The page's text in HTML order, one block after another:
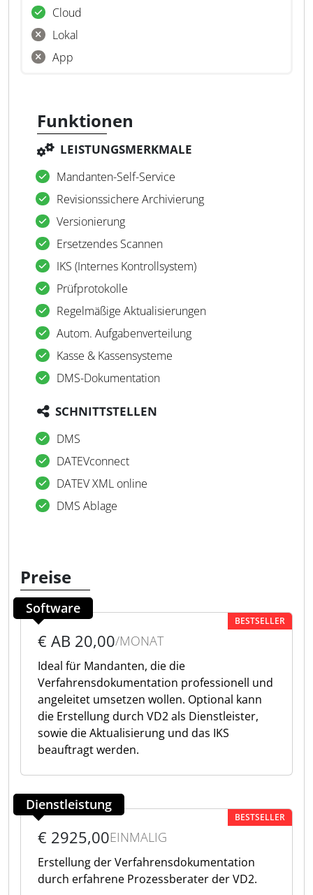
Cloud
Lokal
App
Funktionen
LEISTUNGSMERKMALE
Mandanten-Self-Service
Revisionssichere Archivierung
Versionierung
Ersetzendes Scannen
IKS (Internes Kontrollsystem)
Prüfprotokolle
Regelmäßige Aktualisierungen
Autom. Aufgabenverteilung
Kasse & Kassensysteme
DMS-Dokumentation
SCHNITTSTELLEN
DMS
DATEVconnect
DATEV XML online
DMS Ablage
Preise
Software
BESTSELLER
€ AB 20,00/MONAT
Ideal für Mandanten, die die
Verfahrensdokumentation professionell und
angeleitet umsetzen wollen. Optional kann
die Erstellung durch VD2 als Dienstleister,
sowie die Aktualisierung und das IKS
beauftragt werden.
Dienstleistung
BESTSELLER
€ 2925,00EINMALIG
Erstellung der Verfahrensdokumentation
durch erfahrene Prozessberater der VD2.